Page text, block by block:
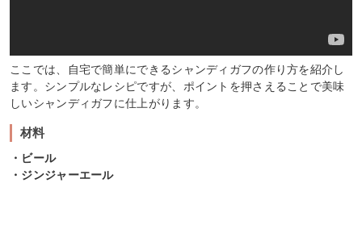
ここでは、自宅で簡単にできるシャンディガフの作り方を紹介し
ます。シンプルなレシピですが、ポイントを押さえることで美味
しいシャンディガフに仕上がります。
材料
・ビール
・ジンジャーエール